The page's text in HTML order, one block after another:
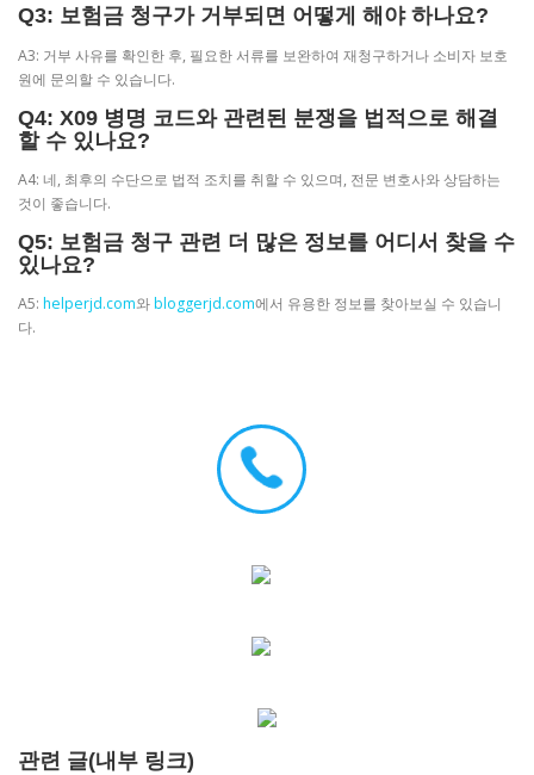
Q3: 보험금 청구가 거부되면 어떻게 해야 하나요?
A3: 거부 사유를 확인한 후, 필요한 서류를 보완하여 재청구하거나 소비자 보호
원에 문의할 수 있습니다.
Q4: X09 병명 코드와 관련된 분쟁을 법적으로 해결
할 수 있나요?
A4: 네, 최후의 수단으로 법적 조치를 취할 수 있으며, 전문 변호사와 상담하는
것이 좋습니다.
Q5: 보험금 청구 관련 더 많은 정보를 어디서 찾을 수
있나요?
A5: helperjd.com와bloggerjd.com에서 유용한 정보를 찾아보실 수 있습니
다.
관련 글(내부 링크)